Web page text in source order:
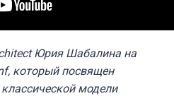
Юрия Шабалина на
который посвящен
модели